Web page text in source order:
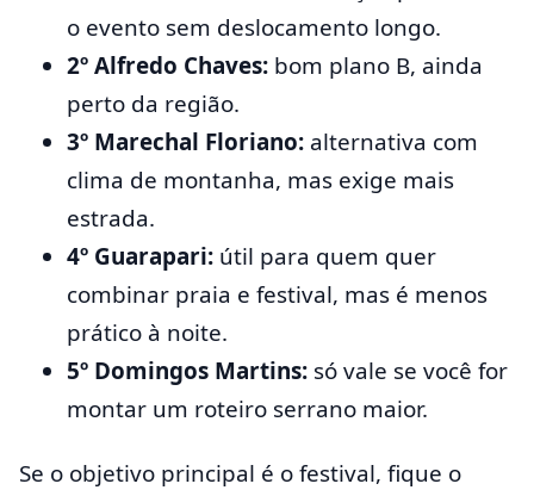
o evento sem deslocamento longo.
2º Alfredo Chaves: bom plano B, ainda
perto da região.
3º Marechal Floriano: alternativa com
clima de montanha, mas exige mais
estrada.
4º Guarapari: útil para quem quer
combinar praia e festival, mas é menos
prático à noite.
5º Domingos Martins: só vale se você for
montar um roteiro serrano maior.
Se o objetivo principal é o festival, fique o